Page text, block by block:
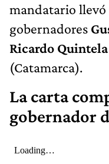
mandatario llevó
gobernadores
Ricardo Quintela
(Catamarca).
La carta
gobernador